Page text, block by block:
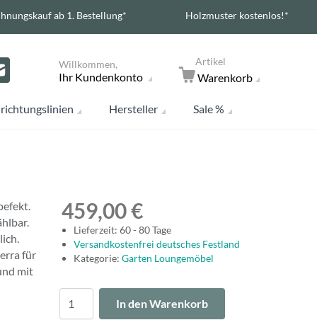
ab 1. Bestellung* Holzmuster kostenlos!*
Willkommen,
Ihr Kundenkonto
Artikel
Warenkorb
Hersteller Sale %
für
mit
459,00 €
Lieferzeit: 60 - 80 Tage
Versandkostenfrei deutsches Festland
Kategorie: Garten Loungemöbel
In den Warenkorb